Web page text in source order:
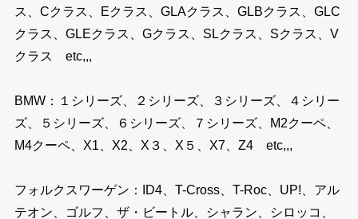
ス、Cクラス、Eクラス、GLAクラス、GLBクラス、GLC
クラス、GLEクラス、Gクラス、SLクラス、Sクラス、V
クラス etc,,,
BMW：１シリーズ、２シリーズ、３シリーズ、４シリー
ズ、５シリーズ、６シリーズ、７シリーズ、M2クーペ、
M4クーペ、X1、X2、X３、X５、X7、Z4 etc,,,
フォルクスワーゲン：ID4、T-Cross、T-Roc、UP!、アル
テオン、ゴルフ、ザ・ビートル、シャラン、シロッコ、